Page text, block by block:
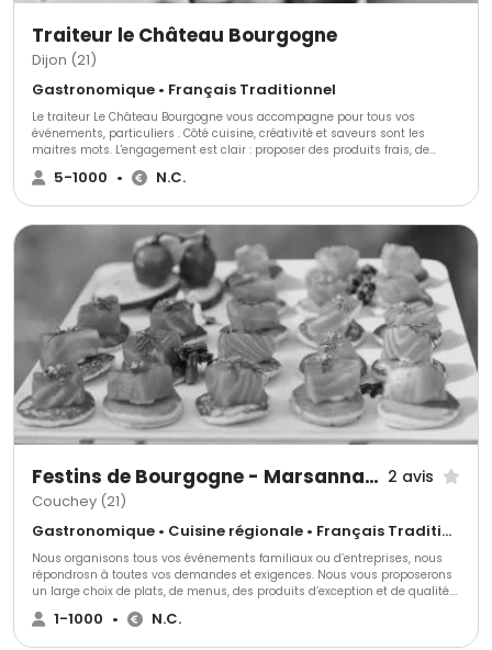
Traiteur le Château Bourgogne
Dijon (21)
Gastronomique • Français Traditionnel
Le traiteur Le Château Bourgogne vous accompagne pour tous vos
événements, particuliers . Côté cuisine, créativité et saveurs sont les
maitres mots. L'engagement est clair : proposer des produits frais, de
saison et issus de producteurs locaux.
5-1000 • N.C.
Festins de Bourgogne - Marsannay La Cote 2 avis
Couchey (21)
Gastronomique • Cuisine régionale • Français Traditionnel
Nous organisons tous vos événements familiaux ou d’entreprises, nous
répondrosn à toutes vos demandes et exigences. Nous vous proposerons
un large choix de plats, de menus, des produits d’exception et de qualité.
Pour plus d’informations, venez nous rencontrer également dan notre
magasin de Marsannay-la-Côte.
1-1000 • N.C.